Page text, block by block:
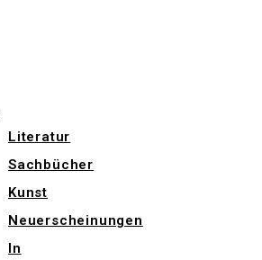
Literatur
Sachbücher
Kunst
Neuerscheinungen
In